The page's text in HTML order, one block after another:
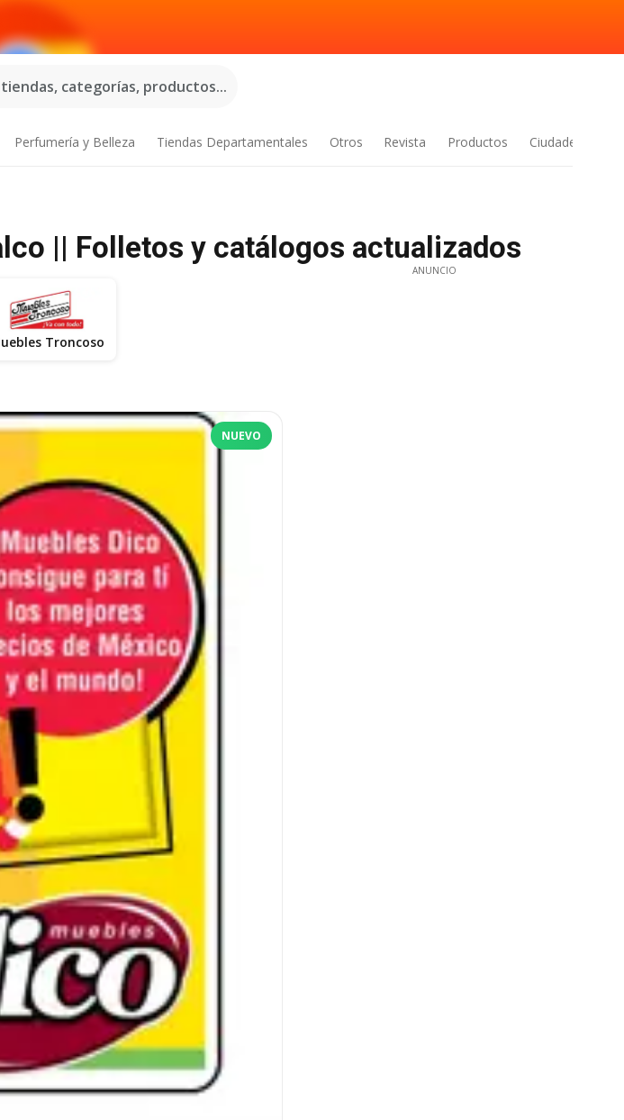
categorías, productos...
Perfumería y Belleza Tiendas Departamentales Otros Revista Productos Ciudades
|| Folletos y catálogos actualizados
Troncoso
NUEVO
ANUNCIO